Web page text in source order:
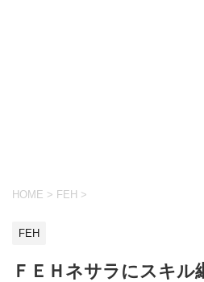
HOME > FEH >
FEH
ＦＥＨネサラにスキル